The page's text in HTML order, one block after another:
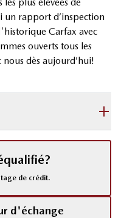
un rapport d’inspection
Carfax avec
ouverts tous les
dès aujourd’hui!
de crédit.
d'échange